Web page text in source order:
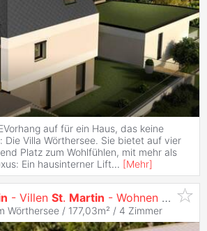
auf für ein Haus, das keine
Die Villa Wörthersee. Sie bietet auf vier
Platz zum Wohlfühlen, mit mehr als
Ein hausinterner Lift... [Mehr]
- Villen St. Martin - Wohnen mit Ausblick
Wörthersee / 177,03m² / 4 Zimmer